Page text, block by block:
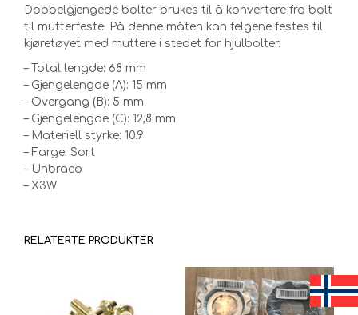
Dobbelgjengede bolter brukes til å konvertere fra bolt
til mutterfeste. På denne måten kan felgene festes til
kjøretøyet med muttere i stedet for hjulbolter.
– Total lengde: 68 mm
– Gjengelengde (A): 15 mm
– Overgang (B): 5 mm
– Gjengelengde (C): 12,8 mm
– Materiell styrke: 10.9
– Farge: Sort
– Unbraco
– X3W
RELATERTE PRODUKTER